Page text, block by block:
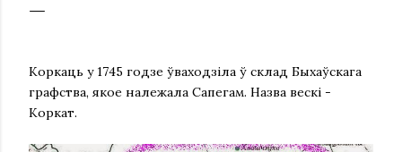
Коркаць у 1745 годзе ўваходзіла ў склад Быхаўскага
графства, якое належала Сапегам. Назва вескі -
Коркат.